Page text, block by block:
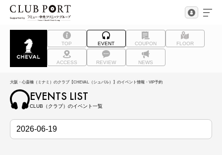
TOP EVENT COUPON FLOOR
ACCESS REVIEW NEWS
大阪・心斎橋（ミナミ）のクラブ【CHEVAL（シュバル）】のイベント情報・VIP予約
EVENTS LIST
CLUB（クラブ）のイベント一覧